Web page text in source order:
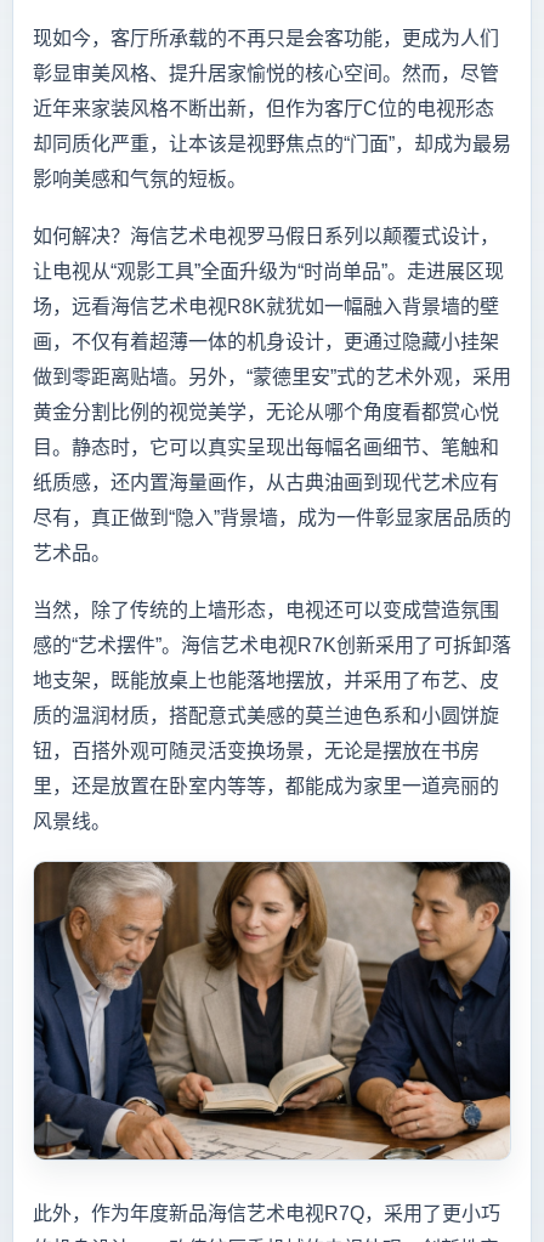
现如今，客厅所承载的不再只是会客功能，更成为人们
彰显审美风格、提升居家愉悦的核心空间。然而，尽管
近年来家装风格不断出新，但作为客厅C位的电视形态
却同质化严重，让本该是视野焦点的“门面”，却成为最易
影响美感和气氛的短板。
如何解决？海信艺术电视罗马假日系列以颠覆式设计，
让电视从“观影工具”全面升级为“时尚单品”。走进展区现
场，远看海信艺术电视R8K就犹如一幅融入背景墙的壁
画，不仅有着超薄一体的机身设计，更通过隐藏小挂架
做到零距离贴墙。另外，“蒙德里安”式的艺术外观，采用
黄金分割比例的视觉美学，无论从哪个角度看都赏心悦
目。静态时，它可以真实呈现出每幅名画细节、笔触和
纸质感，还内置海量画作，从古典油画到现代艺术应有
尽有，真正做到“隐入”背景墙，成为一件彰显家居品质的
艺术品。
当然，除了传统的上墙形态，电视还可以变成营造氛围
感的“艺术摆件”。海信艺术电视R7K创新采用了可拆卸落
地支架，既能放桌上也能落地摆放，并采用了布艺、皮
质的温润材质，搭配意式美感的莫兰迪色系和小圆饼旋
钮，百搭外观可随灵活变换场景，无论是摆放在书房
里，还是放置在卧室内等等，都能成为家里一道亮丽的
风景线。
此外，作为年度新品海信艺术电视R7Q，采用了更小巧